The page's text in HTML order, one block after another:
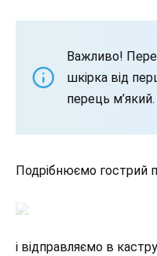
Важливо!
шкірка від
перець м’який.
Подрібнюємо гострий
і відправляємо в